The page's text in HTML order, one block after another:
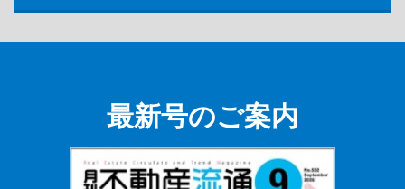
最新号のご案内